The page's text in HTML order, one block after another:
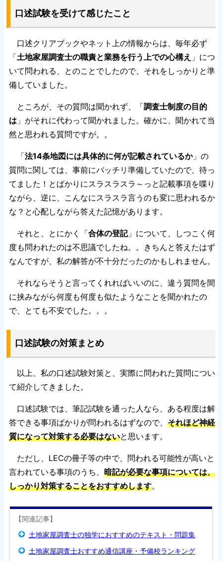
口述試験を受けて感じたこと
口述クリアブックやネット上の情報からは、毎年必ず
「土地家屋調査士の職責と業務を行う上での心構え 」につ
いて問われる、とのことでしたので、それをしっかりと準
備していました。
ところが、その質問は聞かれず、「調査士制度の目的
は 」がそれに代わって聞かれました。確かに、聞かれて当
然と思われる質問ですが。。
「法14条地図には具体的に何が記載されているか」の
質問に関しては、事前にバッチリ準備していたので、待っ
てました！とばかりにスラスラスラ～っと記載事項を喋り
ながら、逆に、こんなにスラスラ言うのも変に思われるか
な？と心配しながら答えた記憶があります。
それと、とにかく「合体の登記」について、しつこく何
度も問われたのは不思議でしたね。。きちんと答えたはず
なんですが、私の解答が不十分だったのかもしれません。
それならそうと言ってくれればいいのに、違う質問を間
に挟みながら何度も何度も似たようなことを聞かれたの
で、とても不安でした。。。
口述試験の対策まとめ
以上、私の口述試験対策と、実際に問われた質問につい
て紹介してきました。
口述試験では、筆記試験を通った人なら、ある程度は解
答できる事項ばかりが問われるはずなので、 それほど神経
質になって対策する必要はないと思います。
ただし、LECの冊子等の中で、問われる可能性が高いと
言われている事項のうち、 暗記が必要な事項については、
しっかり対策することをおすすめします。
【関連記事】
土地家屋調査士の独学におすすめのテキスト・問題集
土地家屋調査士おすすめ通信講座・予備校ランキング